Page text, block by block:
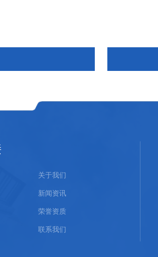
关于我们
新闻资讯
荣誉资质
联系我们